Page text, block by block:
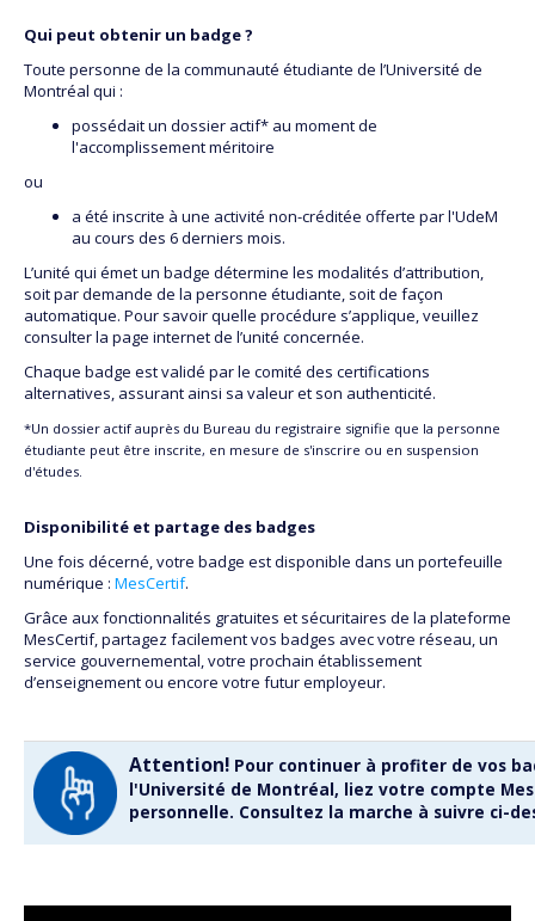
Qui peut obtenir un badge ?
Toute personne de la communauté étudiante de l’Université de
Montréal qui :
possédait un dossier actif* au moment de
l'accomplissement méritoire
ou
a été inscrite à une activité non-créditée offerte par l'UdeM
au cours des 6 derniers mois.
L’unité qui émet un badge détermine les modalités d’attribution,
soit par demande de la personne étudiante, soit de façon
automatique. Pour savoir quelle procédure s’applique, veuillez
consulter la page internet de l’unité concernée.
Chaque badge est validé par le comité des certifications
alternatives, assurant ainsi sa valeur et son authenticité.
*Un dossier actif auprès du Bureau du registraire signifie que la personne
étudiante peut être inscrite, en mesure de s'inscrire ou en suspension
d'études.
Disponibilité et partage des badges
Une fois décerné, votre badge est disponible dans un portefeuille
numérique : MesCertif.
Grâce aux fonctionnalités gratuites et sécuritaires de la plateforme
MesCertif, partagez facilement vos badges avec votre réseau, un
service gouvernemental, votre prochain établissement
d’enseignement ou encore votre futur employeur.
Attention! Pour continuer à profiter de vos
l'Université de Montréal, liez votre compte
personnelle. Consultez la marche à suivre ci-